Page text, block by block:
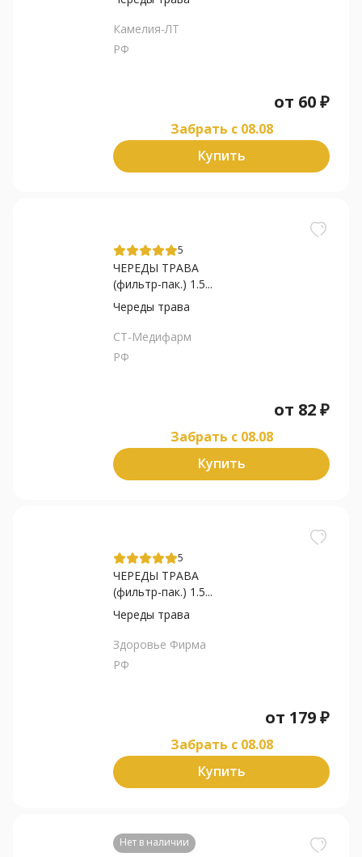
Камелия-ЛТ
РФ
от 60₽
Забрать c 08.08
Купить
5
ЧЕРЕДЫ ТРАВА
(фильтр-пак.) 1.5...
Череды трава
СТ-Медифарм
РФ
от 82₽
Забрать c 08.08
Купить
5
ЧЕРЕДЫ ТРАВА
(фильтр-пак.) 1.5...
Череды трава
Здоровье Фирма
РФ
от 179₽
Забрать c 08.08
Купить
Нет в наличии